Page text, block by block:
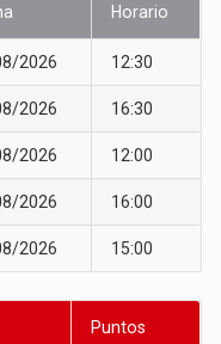
Horario
2026 12:30
2026 16:30
2026 12:00
2026 16:00
2026 15:00
Puntos